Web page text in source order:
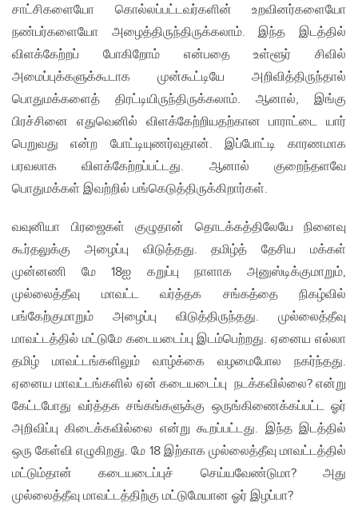
சாட்சிகளையோ கொல்லப்பட்டவர்களின் உறவினர்களையோ
நண்பர்களையோ அழைத்திருந்திருக்கலாம். இந்த இடத்தில்
விளக்கேற்றப் போகிறோம் என்பதை உள்ளூர் சிவில்
அமைப்புக்களுக்கூடாக முன்கூட்டியே அறிவித்திருந்தால்
பொதுமக்களைத் திரட்டியிருந்திருக்கலாம். ஆனால், இங்கு
பிரச்சினை எதுவெனில் விளக்கேற்றியதற்கான பாராட்டை யார்
பெறுவது என்ற போட்டியுணர்வுதான். இப்போட்டி காரணமாக
பரவலாக விளக்கேற்றப்பட்டது. ஆனால் குறைந்தளவே
பொதுமக்கள் இவற்றில் பங்கெடுத்திருக்கிறார்கள்.
வவுனியா பிரஜைகள் குழுதான் தொடக்கத்திலேயே நினைவு
கூர்தலுக்கு அழைப்பு விடுத்தது. தமிழ்த் தேசிய மக்கள்
முன்னணி மே 18ஐ கறுப்பு நாளாக அனுஸ்டிக்குமாறும்,
முல்லைத்தீவு மாவட்ட வர்த்தக சங்கத்தை நிகழ்வில்
பங்கேற்குமாறும் அழைப்பு விடுத்திருந்தது. முல்லைத்தீவு
மாவட்டத்தில் மட்டுமே கடையடைப்பு இடம்பெற்றது. ஏனைய எல்லா
தமிழ் மாவட்டங்களிலும் வாழ்க்கை வழமைபோல நகர்ந்தது.
ஏனைய மாவட்டங்களில் ஏன் கடையடைப்பு நடக்கவில்லை? என்று
கேட்டபோது வர்த்தக சங்கங்களுக்கு ஒருங்கிணைக்கப்பட்ட ஓர்
அறிவிப்பு கிடைக்கவில்லை என்று கூறப்பட்டது. இந்த இடத்தில்
ஒரு கேள்வி எழுகிறது. மே 18 இற்காக முல்லைத்தீவு மாவட்டத்தில்
மட்டும்தான் கடையடைப்புச் செய்யவேண்டுமா? அது
முல்லைத்தீவு மாவட்டத்திற்கு மட்டுமேயான ஓர் இழப்பா?